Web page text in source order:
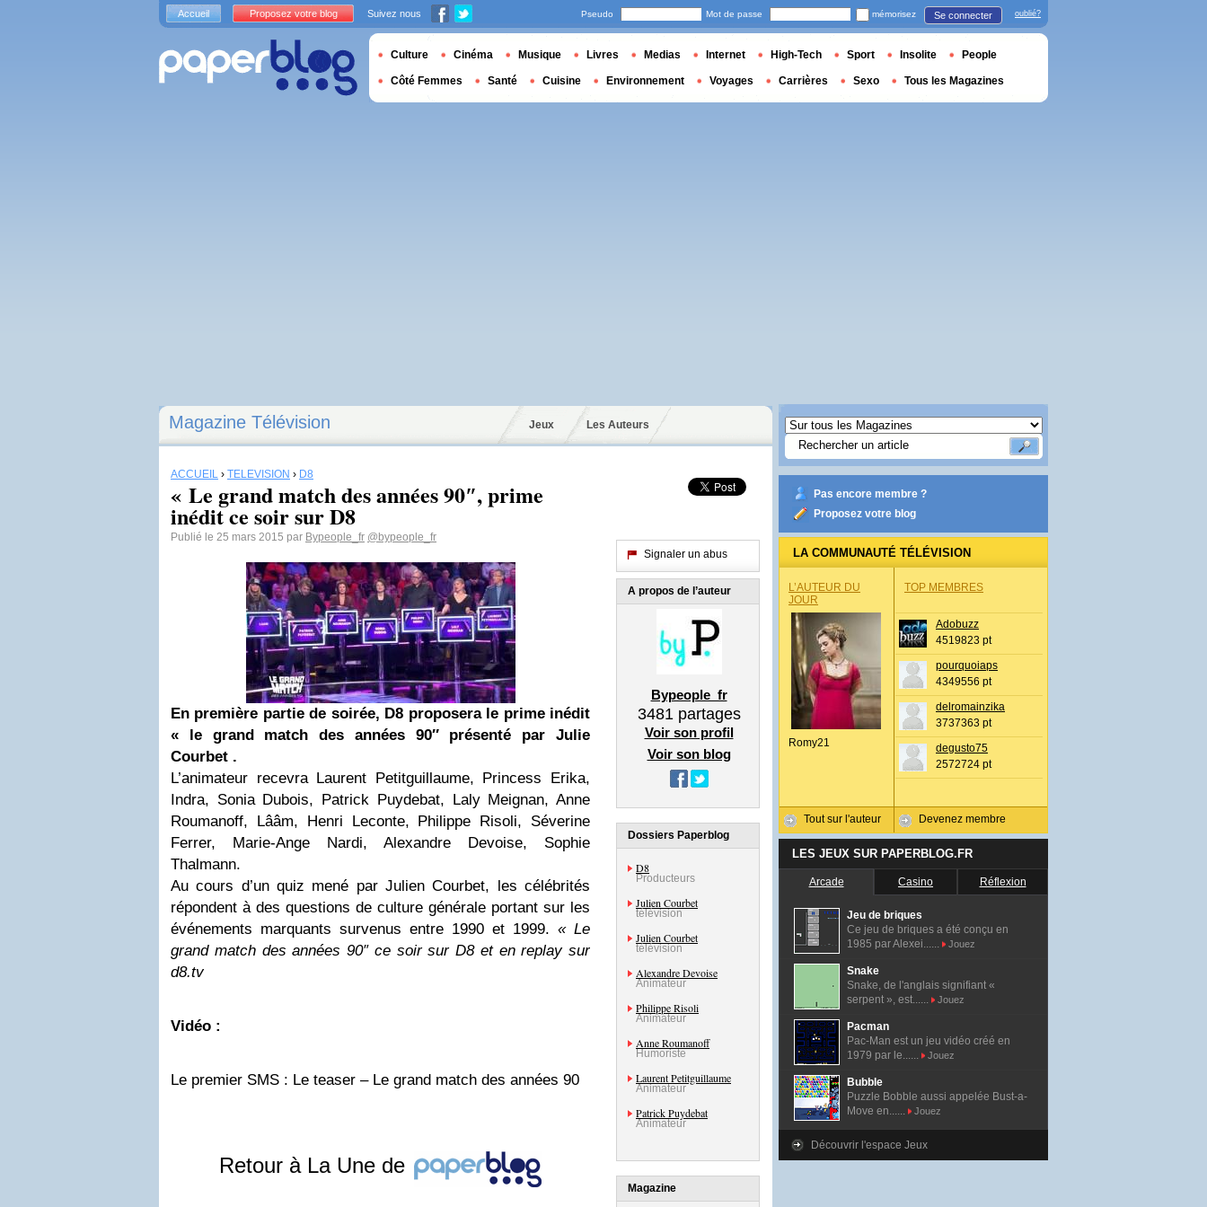
Magazine Télévision Jeux Les Auteurs
ACCUEIL › TÉLÉVISION › D8
« Le grand match des années 90″, prime
inédit ce soir sur D8
Publié le 25 mars 2015 par Bypeople_fr @bypeople_fr
En première partie de soirée, D8 proposera le prime inédit
« le grand match des années 90″ présenté par Julie
Courbet .
L’animateur recevra Laurent Petitguillaume, Princess Erika,
Indra, Sonia Dubois, Patrick Puydebat, Laly Meignan, Anne
Roumanoff, Lââm, Henri Leconte, Philippe Risoli, Séverine
Ferrer, Marie-Ange Nardi, Alexandre Devoise, Sophie
Thalmann.
Au cours d’un quiz mené par Julien Courbet, les célébrités
répondent à des questions de culture générale portant sur les
événements marquants survenus entre 1990 et 1999. « Le
grand match des années 90″ ce soir sur D8 et en replay sur
d8.tv
Vidéo :
Le premier SMS : Le teaser – Le grand match des années 90
Retour à La Une de
Signaler un abus
A propos de l’auteur
Bypeople_fr
3481partages
Voir son profil
Voir son blog
Dossiers Paperblog
D8
Producteurs
Julien Courbet
télévision
Julien Courbet
télévision
Alexandre Devoise
Animateur
Philippe Risoli
Animateur
Anne Roumanoff
Humoriste
Laurent Petitguillaume
Animateur
Patrick Puydebat
Animateur
Magazine
Pas encore membre ?
Proposez votre blog
LA COMMUNAUTÉ TÉLÉVISION
L’AUTEUR DU
JOUR
Romy21
Tout sur l'auteur
TOP MEMBRES
Adobuzz
4519823 pt
pourquoiaps
4349556 pt
delromainzika
3737363 pt
degusto75
2572724 pt
Devenez membre
LES JEUX SUR PAPERBLOG.FR
Arcade Casino Réflexion
Jeu de briques
Ce jeu de briques a été conçu en
1985 par Alexei......
Jouez
Snake
Snake, de l'anglais signifiant «
serpent », est......
Jouez
Pacman
Pac-Man est un jeu vidéo créé en
1979 par le......
Jouez
Bubble
Puzzle Bobble aussi appelée Bust-a-
Move en......
Jouez
Découvrir l'espace Jeux
Accueil Proposez votre blog Suivez nous Pseudo Mot de passe mémorisez Se connecter oublié?
Culture Cinéma Musique Livres Medias Internet High-Tech Sport Insolite People
Côté Femmes Santé Cuisine Environnement Voyages Carrières Sexo Tous les Magazines